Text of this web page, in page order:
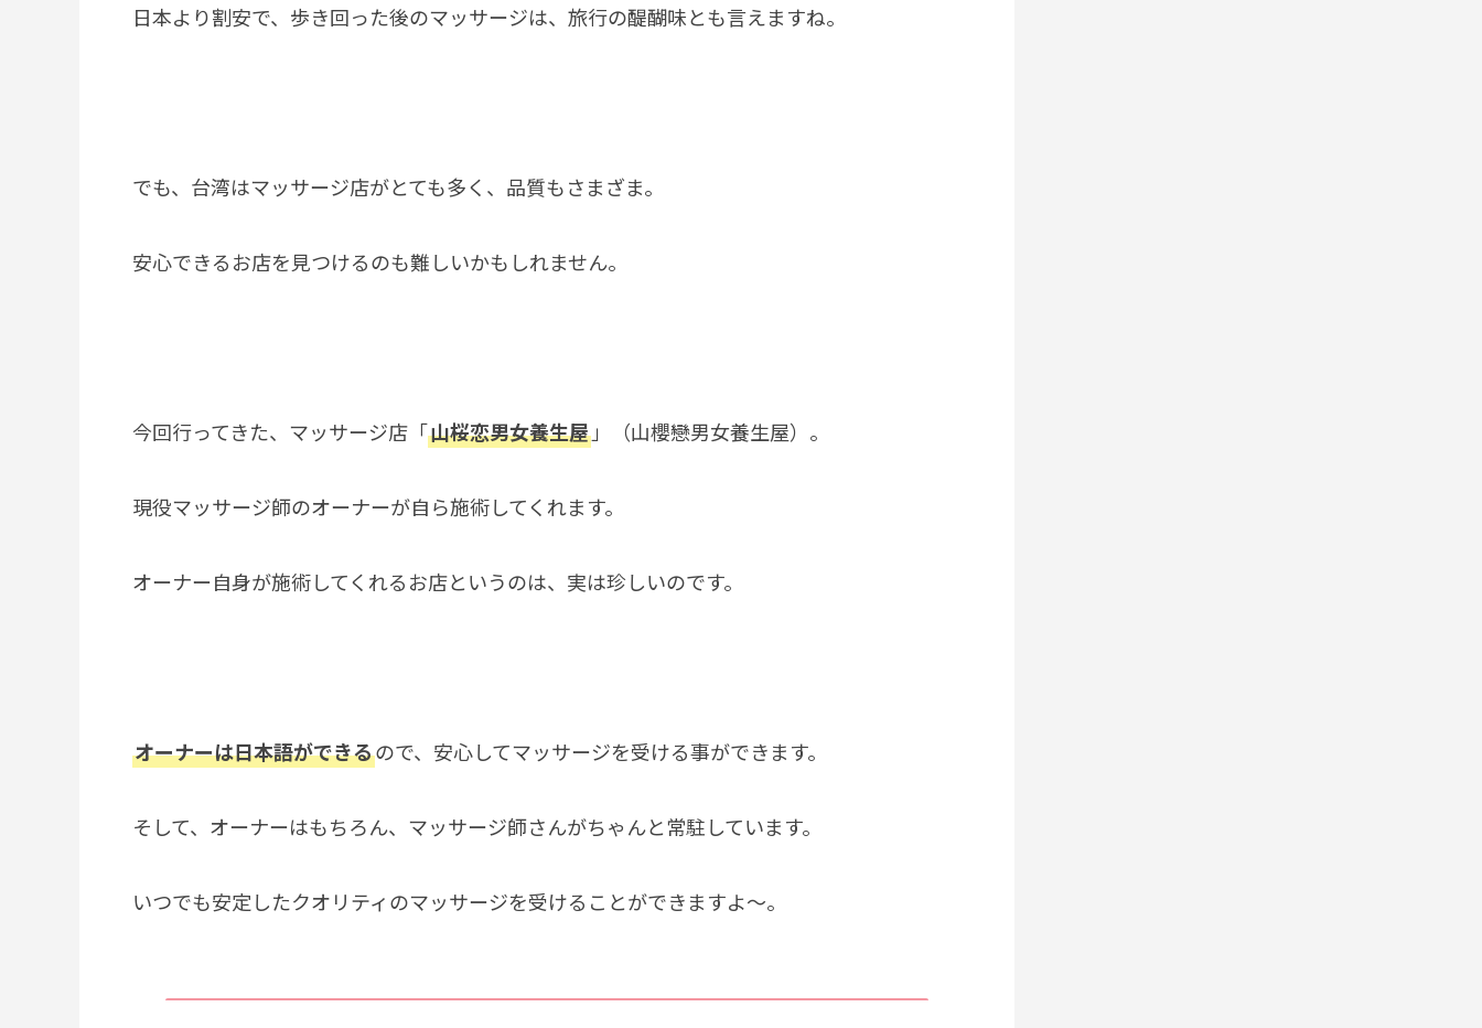
日本より割安で、歩き回った後のマッサージは、旅行の醍醐味とも言えますね。
でも、台湾はマッサージ店がとても多く、品質もさまざま。
安心できるお店を見つけるのも難しいかもしれません。
今回行ってきた、マッサージ店「山桜恋男女養生屋」（山櫻戀男女養生屋）。
現役マッサージ師のオーナーが自ら施術してくれます。
オーナー自身が施術してくれるお店というのは、実は珍しいのです。
オーナーは日本語ができるので、安心してマッサージを受ける事ができます。
そして、オーナーはもちろん、マッサージ師さんがちゃんと常駐しています。
いつでも安定したクオリティのマッサージを受けることができますよ～。